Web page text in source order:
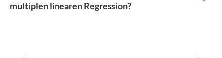
multiplen linearen Regression?